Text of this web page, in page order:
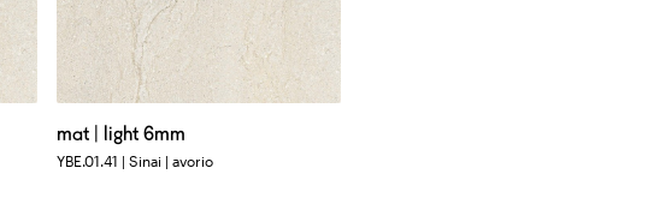
mat | light 6mm
YBE.01.41 | Sinai | avorio